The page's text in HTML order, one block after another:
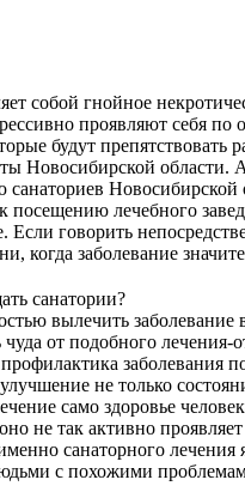
собой гнойное
проявляют себя
будут препятствовать
Новосибирской
Новосибирской
лечебного
Если говорить
когда заболевание
санатории?
вылечить заболевание
чуда от подобного
заболевания
не только
само здоровье
не так активно проявляет
санаторного лечения
с похожими